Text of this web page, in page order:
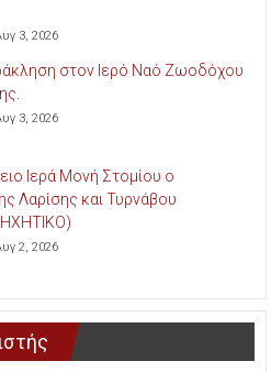
3, 2026
στον Ιερό Ναό Ζωοδόχου
3, 2026
Ιερά Μονή Στομίου ο
Λαρίσης και Τυρνάβου
2, 2026